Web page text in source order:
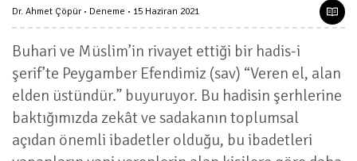
Dr. Ahmet Çöpür Deneme 15 Haziran 2021
Buhari ve Müslim’in rivayet ettiği bir hadis-i
şerif’te Peygamber Efendimiz (sav) “Veren el, alan
elden üstündür.” buyuruyor. Bu hadisin şerhlerine
baktığımızda zekât ve sadakanın toplumsal
açıdan önemli ibadetler olduğu, bu ibadetleri